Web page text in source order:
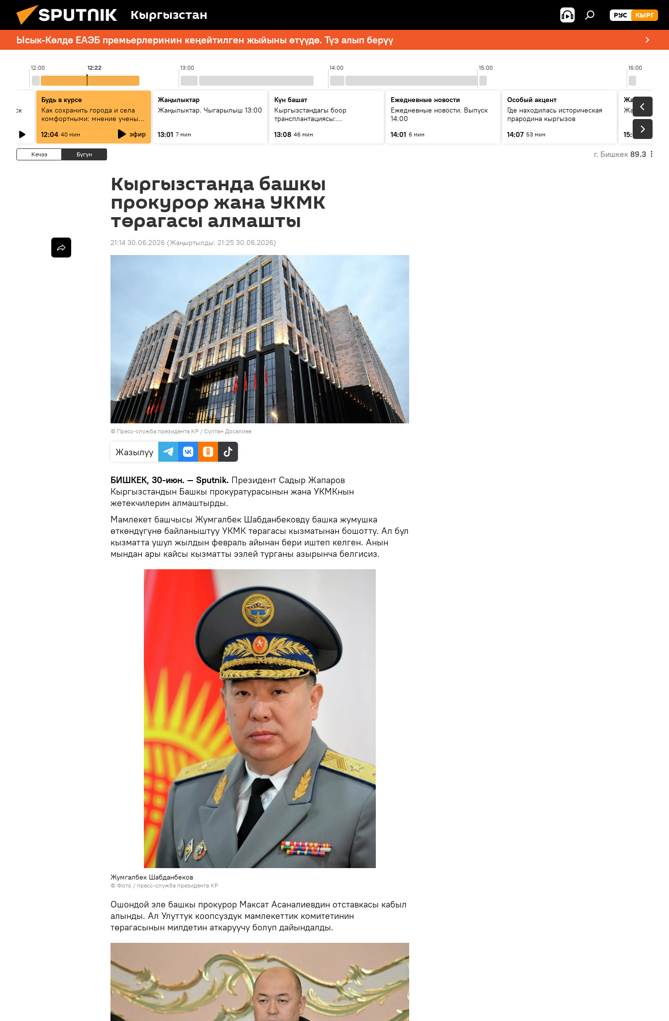
Кыргызстан РУС КЫРГ
Ысык-Көлдө ЕАЭБ премьерлеринин кеңейтилген жыйыны өтүүдө. Түз алып берүү
12:00 13:00 14:00 15:00 16:00
12:22
Будь в курсе
Как сохранить города и села
комфортными: мнение ученых
12:04 40 мин эфир
Жаңылыктар
Жаңылыктар. Чыгарылыш 13:00
13:01 7 мин
Күн башат
Кыргызстандагы боор
трансплантациясы:
келечеги
13:08 46 мин
Ежедневные новости
Ежедневные новости. Выпуск
14:00
14:01 6 мин
Особый акцент
Где находилась историческая
прародина кыргызов
14:07 53 мин
Жаңылыктар
15:01 3 мин
Кечээ Бүгүн г. Бишкек 89.3
Кыргызстанда башкы
прокурор жана УКМК
төрагасы алмашты
21:14 30.06.2026 (Жаңыртылды: 21:25 30.06.2026)
© Пресс-служба президента КР / Султан Досалиев
Жазылуу
БИШКЕК, 30-июн. — Sputnik. Президент Садыр Жапаров
Кыргызстандын Башкы прокуратурасынын жана УКМКнын
жетекчилерин алмаштырды.
Мамлекет башчысы Жумгалбек Шабданбековду башка жумушка
өткөндүгүнө байланыштуу УКМК төрагасы кызматынан бошотту. Ал бул
кызматта ушул жылдын февраль айынан бери иштеп келген. Анын
мындан ары кайсы кызматты ээлей турганы азырынча белгисиз.
Жумгалбек Шабданбеков
© Фото / пресс-служба президента КР
Ошондой эле башкы прокурор Максат Асаналиевдин отставкасы кабыл
алынды. Ал Улуттук коопсуздук мамлекеттик комитетинин
төрагасынын милдетин аткаруучу болуп дайындалды.